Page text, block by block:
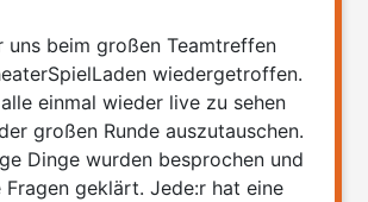
uns beim großen Teamtreffen
wiedergetroffen.
einmal wieder live zu sehen
großen Runde auszutauschen.
Dinge wurden besprochen und
geklärt. Jede:r hat eine